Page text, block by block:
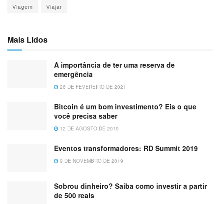
Viagem Viajar
Mais Lidos
A importância de ter uma reserva de
emergência
26 DE FEVEREIRO DE 2021
Bitcoin é um bom investimento? Eis o que
você precisa saber
12 DE AGOSTO DE 2019
Eventos transformadores: RD Summit 2019
9 DE NOVEMBRO DE 2019
Sobrou dinheiro? Saiba como investir a partir
de 500 reais